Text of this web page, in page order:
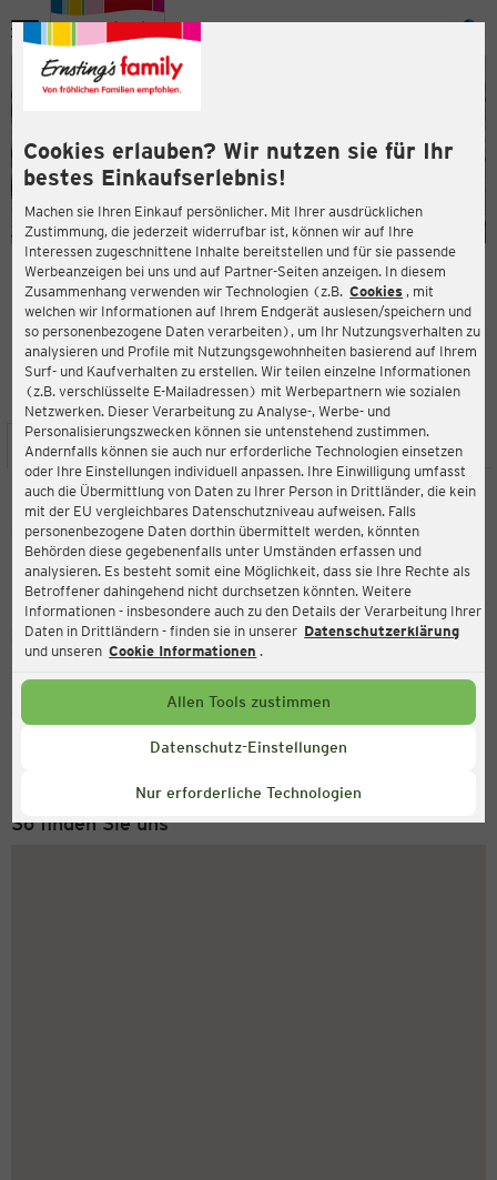
Cookies erlauben? Wir nutzen sie für Ihr
bestes Einkaufserlebnis!
Machen sie Ihren Einkauf persönlicher. Mit Ihrer ausdrücklichen
Zustimmung, die jederzeit widerrufbar ist, können wir auf Ihre
Interessen zugeschnittene Inhalte bereitstellen und für sie passende
Werbeanzeigen bei uns und auf Partner-Seiten anzeigen. In diesem
Zusammenhang verwenden wir Technologien (z.B. Cookies , mit
welchen wir Informationen auf Ihrem Endgerät auslesen/speichern und
so personenbezogene Daten verarbeiten), um Ihr Nutzungsverhalten zu
analysieren und Profile mit Nutzungsgewohnheiten basierend auf Ihrem
Surf- und Kaufverhalten zu erstellen. Wir teilen einzelne Informationen
(z.B. verschlüsselte E-Mailadressen) mit Werbepartnern wie sozialen
Netzwerken. Dieser Verarbeitung zu Analyse-, Werbe- und
Personalisierungszwecken können sie untenstehend zustimmen.
Andernfalls können sie auch nur erforderliche Technologien einsetzen
oder Ihre Einstellungen individuell anpassen. Ihre Einwilligung umfasst
auch die Übermittlung von Daten zu Ihrer Person in Drittländer, die kein
mit der EU vergleichbares Datenschutzniveau aufweisen. Falls
personenbezogene Daten dorthin übermittelt werden, könnten
Behörden diese gegebenenfalls unter Umständen erfassen und
analysieren. Es besteht somit eine Möglichkeit, dass sie Ihre Rechte als
Betroffener dahingehend nicht durchsetzen könnten. Weitere
Informationen - insbesondere auch zu den Details der Verarbeitung Ihrer
Daten in Drittländern - finden sie in unserer Datenschutzerklärung
und unseren Cookie Informationen .
Allen Tools zustimmen
Datenschutz-Einstellungen
Nur erforderliche Technologien
Menü
ERNSTING'S FAMILY FILIALE
Coswiger Str. 1
39261 Zerbst
3,8
Bewertung:
STANDORT SERVICES SORTIMENT AKTIONEN
Ernsting's family
Coswiger Str. 1, 39261 Zerbst
Aktuell:
Geschlossen
Service Hotline
+49 (0) 2546 / 98 999 98
So finden Sie uns